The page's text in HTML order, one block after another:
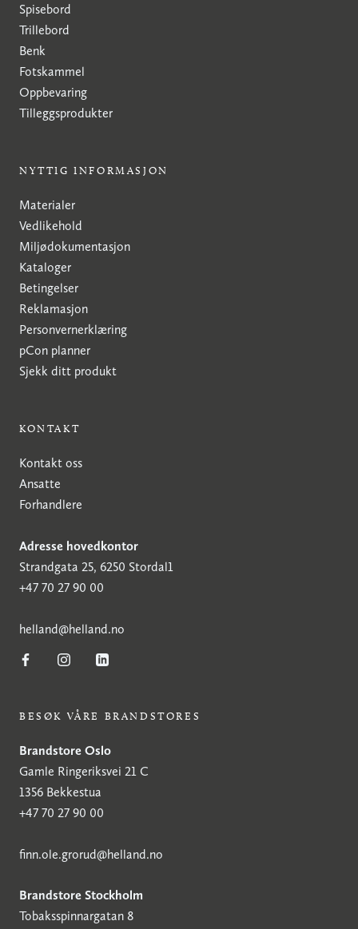
Spisebord
Trillebord
Benk
Fotskammel
Oppbevaring
Tilleggsprodukter
NYTTIG INFORMASJON
Materialer
Vedlikehold
Miljødokumentasjon
Kataloger
Betingelser
Reklamasjon
Personvernerklæring
pCon planner
Sjekk ditt produkt
KONTAKT
Kontakt oss
Ansatte
Forhandlere
Adresse hovedkontor
Strandgata 25, 6250 Stordal1
+47 70 27 90 00
helland@helland.no
BESØK VÅRE BRANDSTORES
Brandstore Oslo
Gamle Ringeriksvei 21 C
1356 Bekkestua
+47 70 27 90 00
finn.ole.grorud@helland.no
Brandstore Stockholm
Tobaksspinnargatan 8